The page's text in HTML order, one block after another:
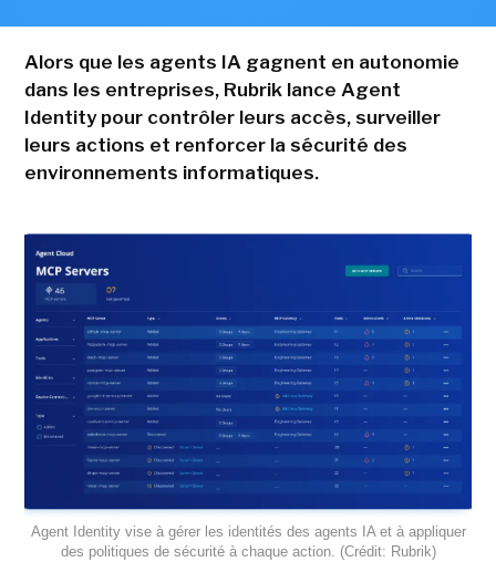
Alors que les agents IA gagnent en autonomie
dans les entreprises, Rubrik lance Agent
Identity pour contrôler leurs accès, surveiller
leurs actions et renforcer la sécurité des
environnements informatiques.
Agent Identity vise à gérer les identités des agents IA et à appliquer
des politiques de sécurité à chaque action. (Crédit: Rubrik)